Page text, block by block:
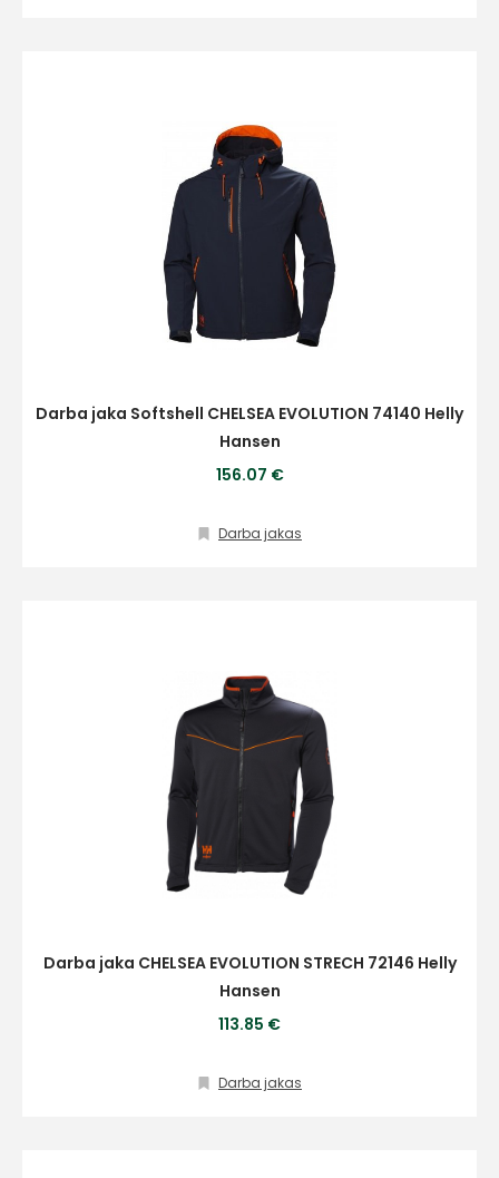
Darba jaka Softshell CHELSEA EVOLUTION 74140 Helly
Hansen
156.07 €
Darba jakas
Darba jaka CHELSEA EVOLUTION STRECH 72146 Helly
Hansen
113.85 €
Darba jakas